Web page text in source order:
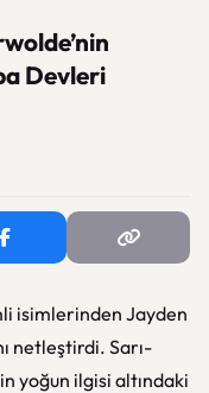
Devleri
isimlerinden Jayden
netleştirdi. Sarı-
yoğun ilgisi altındaki